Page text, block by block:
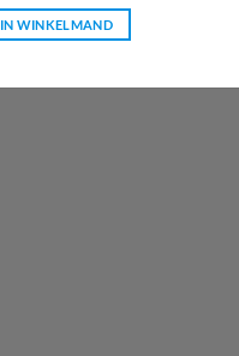
IN WINKELMAND